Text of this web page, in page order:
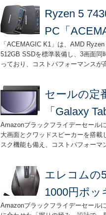
Ryzen 5
PC「
「ACEMAGIC K1」は、AMD
512GB SSDを標準装備し、3画面同
っており、コストパフォーマンスが
セールの定
「Galaxy
Amazonブラックフライデーセール
大画面とクワッドスピーカーを搭
スク機能も備え、コストパフォーマ
エレコムの
1000円ポッ
Amazonブラックフライデーセール